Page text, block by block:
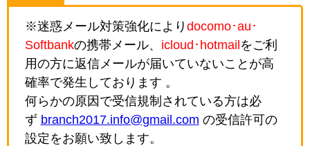
※迷惑メール対策強化により docomo･au･
Softbankの携帯メール、 icloud･hotmail をご利
用の方に返信メールが届いていないことが高
確率で発生しております 。
何らかの原因で受信規制されている方は必
ず branch2017.info@gmail.com の受信許可の
設定をお願い致します。